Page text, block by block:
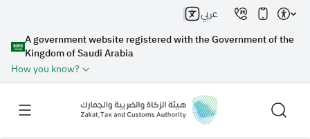
A government website registered with the Government of the
Kingdom of Saudi Arabia
How you know?
عربي